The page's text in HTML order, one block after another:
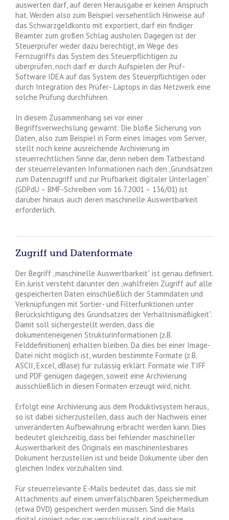
auswerten darf, auf deren Herausgabe er keinen Anspruch
hat. Werden also zum Beispiel versehentlich Hinweise auf
das Schwarzgeldkonto mit exportiert, darf ein findiger
Beamter zum großen Schlag ausholen. Dagegen ist der
Steuerprüfer weder dazu berechtigt, im Wege des
Fernzugriffs das System des Steuerpflichtigen zu
überprüfen, noch darf er durch Aufspielen der Prüf-
Software IDEA auf das System des Steuerpflichtigen oder
durch Integration des Prüfer- Laptops in das Netzwerk eine
solche Prüfung durchführen.
In diesem Zusammenhang sei vor einer
Begriffsverwechslung gewarnt: Die bloße Sicherung von
Daten, also zum Beispiel in Form eines Images vom Server,
stellt noch keine ausreichende Archivierung im
steuerrechtlichen Sinne dar, denn neben dem Tatbestand
der steuerrelevanten Informationen nach den „Grundsätzen
zum Datenzugriff und zur Prüfbarkeit digitaler Unterlagen“
(GDPdU – BMF-Schreiben vom 16.7.2001 – 136/01) ist
darüber hinaus auch deren maschinelle Auswertbarkeit
erforderlich.
Zugriff und Datenformate
Der Begriff „maschinelle Auswertbarkeit“ ist genau definiert.
Ein Jurist versteht darunter den „wahlfreien Zugriff auf alle
gespeicherten Daten einschließlich der Stammdaten und
Verknüpfungen mit Sortier- und Filterfunktionen unter
Berücksichtigung des Grundsatzes der Verhältnismäßigkeit“.
Damit soll sichergestellt werden, dass die
dokumenteneigenen Strukturinformationen (z.B.
Felddefinitionen) erhalten bleiben. Da dies bei einer Image-
Datei nicht möglich ist, wurden bestimmte Formate (z.B.
ASCII, Excel, dBase) für zulässig erklärt. Formate wie TIFF
und PDF genügen dagegen, soweit eine Archivierung
ausschließlich in diesen Formaten erzeugt wird, nicht.
Erfolgt eine Archivierung aus dem Produktivsystem heraus,
so ist dabei sicherzustellen, dass auch der Nachweis einer
unveränderten Aufbewahrung erbracht werden kann. Dies
bedeutet gleichzeitig, dass bei fehlender maschineller
Auswertbarkeit des Originals ein maschinenlesbares
Dokument herzustellen ist und beide Dokumente über den
gleichen Index vorzuhalten sind.
Für steuerrelevante E-Mails bedeutet das, dass sie mit
Attachments auf einem unverfälschbaren Speichermedium
(etwa DVD) gespeichert werden müssen. Sind die Mails